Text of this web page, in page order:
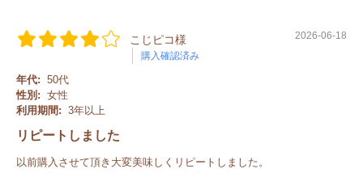
こじピコ様
購入確認済み
2026-06-18
年代: 50代
性別: 女性
利用期間: 3年以上
リピートしました
以前購入させて頂き大変美味しくリピートしました。